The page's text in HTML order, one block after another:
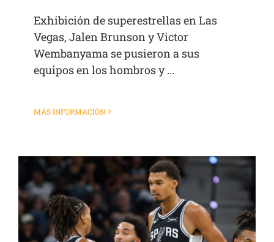
Exhibición de superestrellas en Las
Vegas, Jalen Brunson y Victor
Wembanyama se pusieron a sus
equipos en los hombros y ...
MÁS INFORMACIÓN